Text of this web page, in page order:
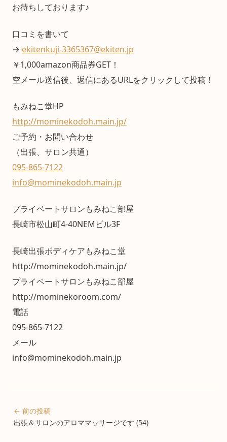
お待ちしております♪
口コミを書いて
→ ekitenkuji-3365367@ekiten.jp
￥1,000amazon商品券GET！
空メール送信後、返信にあるURLをクリックして投稿！
もみねこ堂HP
http://mominekodoh.main.jp/
ご予約・お問い合わせ
（出張、サロン共通）
095-865-7122
info@mominekodoh.main.jp
プライベートサロンもみねこ部屋
長崎市松山町4-40NEMビル3F
長崎出張ボディケアもみねこ堂
http://mominekodoh.main.jp/
プライベートサロンもみねこ部屋
http://mominekoroom.com/
電話
095-865-7122
メール
info@mominekodoh.main.jp
← 前の投稿
出張＆サロンのアロママッサージです (54)